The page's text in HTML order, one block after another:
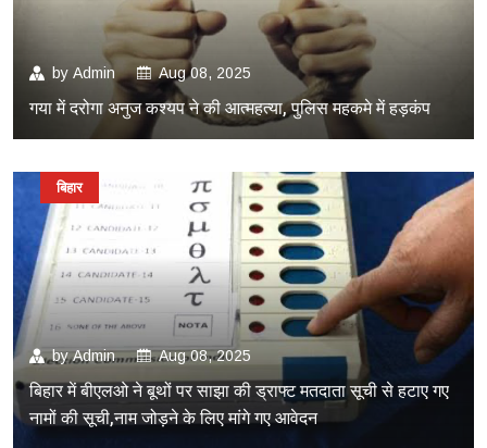
by Admin Aug 08, 2025
गया में दरोगा अनुज कश्यप ने की आत्महत्या, पुलिस महकमे में हड़कंप
byAdmin Aug 08, 2025
बिहार में बीएलओ ने बूथों पर साझा की ड्राफ्ट मतदाता सूची से हटाए गए
नामों की सूची,नाम जोड़ने के लिए मांगे गए आवेदन
बिहार